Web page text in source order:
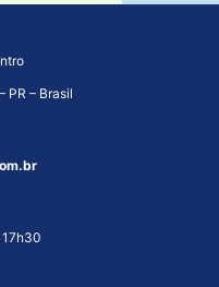
PR – Brasil